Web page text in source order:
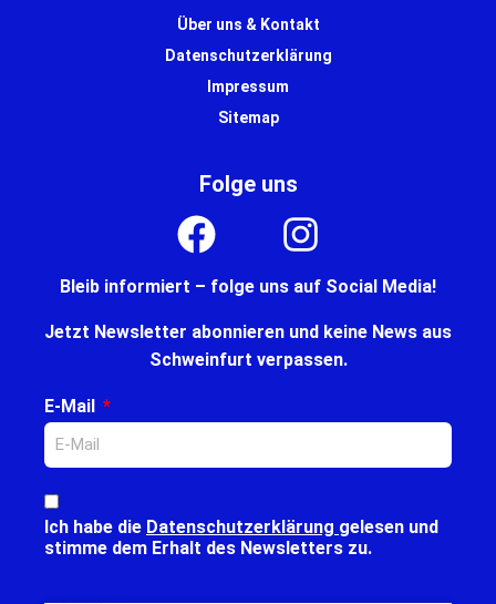
Über uns & Kontakt
Datenschutzerklärung
Impressum
Sitemap
Folge uns
Bleib informiert – folge uns auf Social Media!
Jetzt Newsletter abonnieren und keine News aus
Schweinfurt verpassen.
E-Mail
Ich habe die Datenschutzerklärung gelesen und
stimme dem Erhalt des Newsletters zu.